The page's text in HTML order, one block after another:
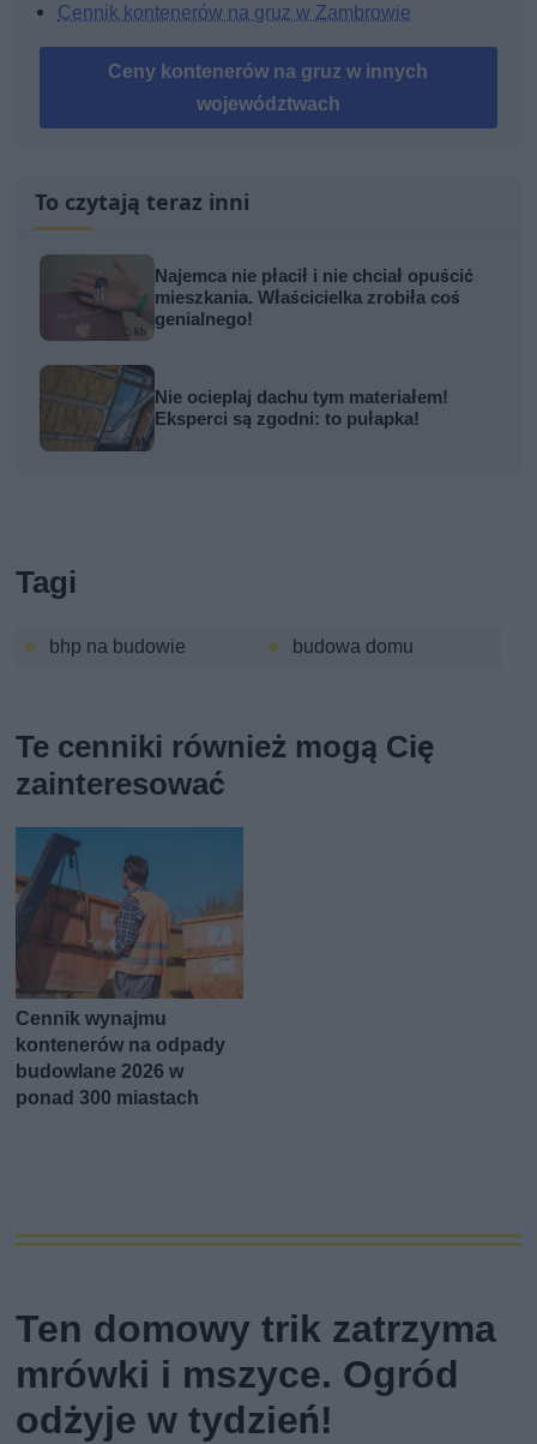
Cennik kontenerów na gruz w Zambrowie
Ceny kontenerów na gruz w innych
województwach
To czytają teraz inni
Najemca nie płacił i nie chciał opuścić
mieszkania. Właścicielka zrobiła coś
genialnego!
Nie ocieplaj dachu tym materiałem!
Eksperci są zgodni: to pułapka!
Tagi
bhp na budowie budowa domu
Te cenniki również mogą Cię
zainteresować
Cennik wynajmu
kontenerów na odpady
budowlane 2026 w
ponad 300 miastach
Ten domowy trik zatrzyma
mrówki i mszyce. Ogród
odżyje w tydzień!